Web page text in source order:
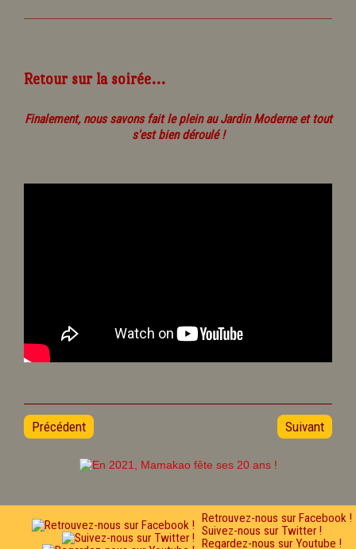
Retour sur la soirée...
Finalement, nous savons fait le plein au Jardin Moderne et tout
s'est bien déroulé !
Précédent Suivant
Retrouvez-nous sur Facebook !
Suivez-nous sur Twitter !
Regardez-nous sur Youtube !